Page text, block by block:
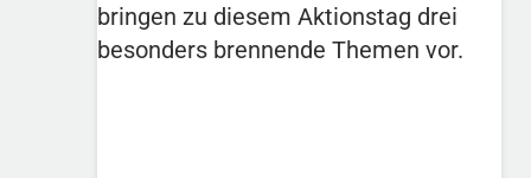
bringen zu diesem Aktionstag drei
besonders brennende Themen vor.